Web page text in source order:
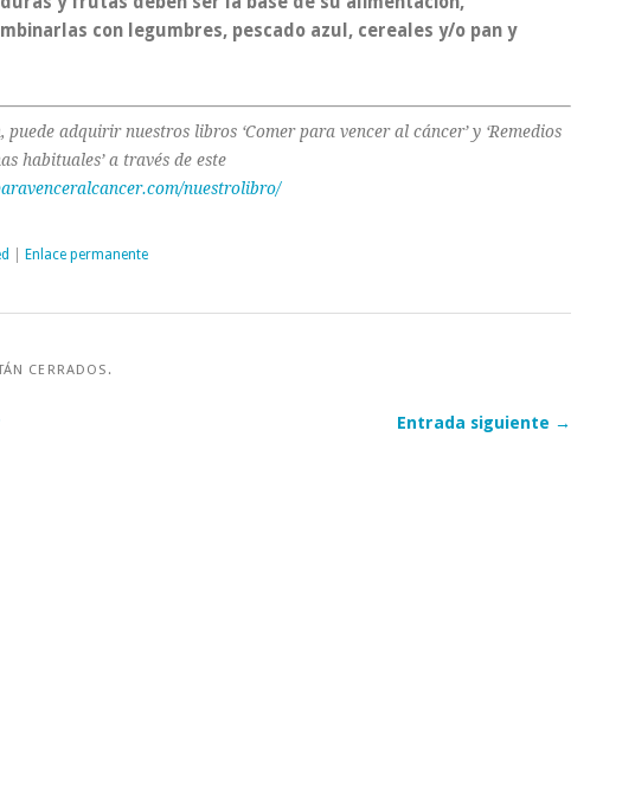
con legumbres, pescado azul, cereales y/o pan y
adquirir nuestros libros ‘Comer para vencer al cáncer’ y ‘Remedios
habituales’ a través de este
nuestrolibro/
Enlace permanente
CERRADOS.
Entrada siguiente →